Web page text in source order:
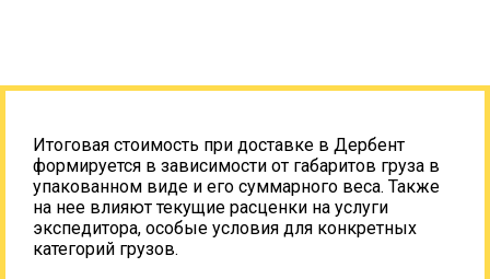
Итоговая стоимость при доставке в Дербент
формируется в зависимости от габаритов груза в
упакованном виде и его суммарного веса. Также
на нее влияют текущие расценки на услуги
экспедитора, особые условия для конкретных
категорий грузов.